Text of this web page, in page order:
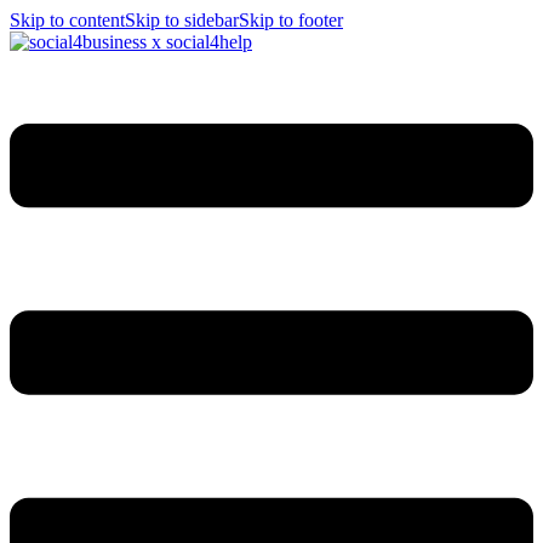
Skip to contentSkip to sidebarSkip to footer